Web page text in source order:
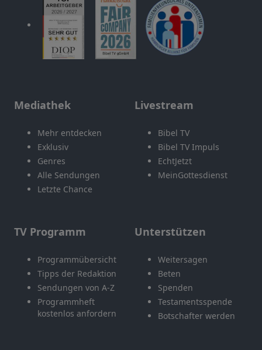
Mediathek
Mehr entdecken
Exklusiv
Genres
Alle Sendungen
Letzte Chance
Livestream
Bibel TV
Bibel TV Impuls
EchtJetzt
MeinGottesdienst
TV Programm
Programmübersicht
Tipps der Redaktion
Sendungen von A-Z
Programmheft
kostenlos anfordern
Unterstützen
Weitersagen
Beten
Spenden
Testamentsspende
Botschafter werden